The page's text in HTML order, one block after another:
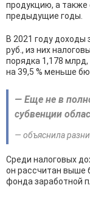
продукцию, а также
предыдущие годы.
В 2021 году доходы
руб., из них
порядка 1,178
на 39,5 % меньше
— Еще не в
субвенции
— объяснила
Среди налоговых
он рассчитан выше
фонда заработной